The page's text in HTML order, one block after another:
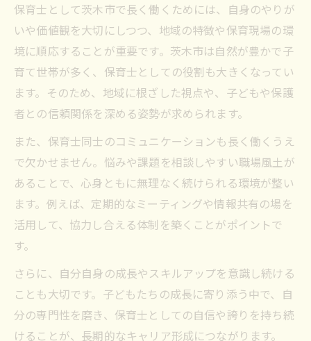
保育士に必要な自己表現と伝える力の磨き
方
保育士が子どもと築く信頼関係の実践法
保育士として影響力を伸ばす学びの姿勢
働きやすさに注目した保育士の選び方ガイド
保育士が選ぶべきサポート体制のポイント
保育士同士の協力で働きやすさを実現する
方法
保育士目線で見る職場環境の見極め方
仕事と生活を両立する保育士の工夫
保育士が実践する仕事と生活のバランス術
保育士がストレスを軽減するための習慣
保育士がプライベートも充実させる工夫
保育士として茨木市で長く働くためには、自身のやりが
いや価値観を大切にしつつ、地域の特徴や保育現場の環
境に順応することが重要です。茨木市は自然が豊かで子
育て世帯が多く、保育士としての役割も大きくなってい
ます。そのため、地域に根ざした視点や、子どもや保護
者との信頼関係を深める姿勢が求められます。
また、保育士同士のコミュニケーションも長く働くうえ
で欠かせません。悩みや課題を相談しやすい職場風土が
あることで、心身ともに無理なく続けられる環境が整い
ます。例えば、定期的なミーティングや情報共有の場を
活用して、協力し合える体制を築くことがポイントで
す。
さらに、自分自身の成長やスキルアップを意識し続ける
ことも大切です。子どもたちの成長に寄り添う中で、自
分の専門性を磨き、保育士としての自信や誇りを持ち続
けることが、長期的なキャリア形成につながります。